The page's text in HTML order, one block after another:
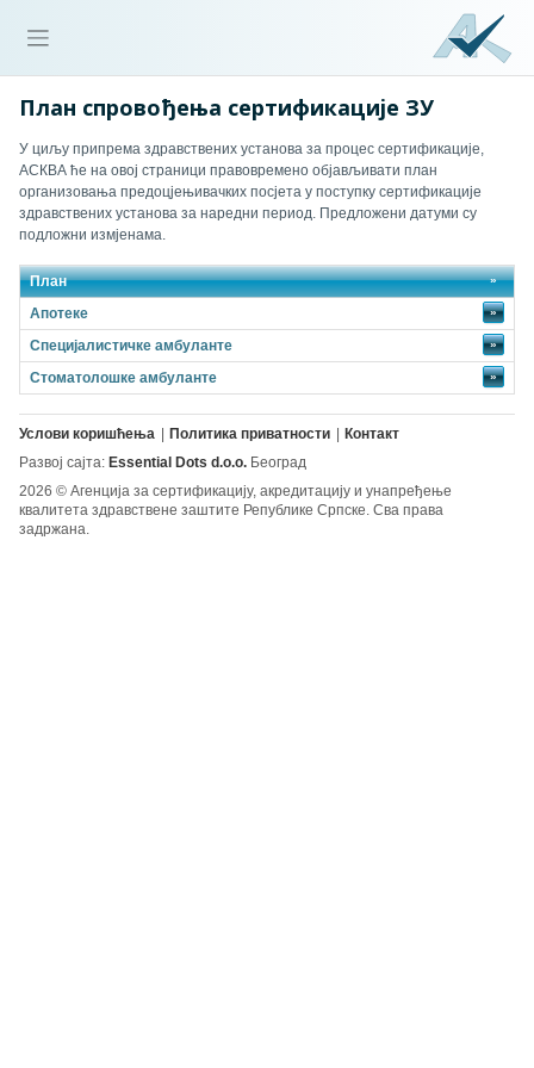
План спровођења сертификације ЗУ
У циљу припрема здравствених установа за процес сертификације,
АСКВА ће на овој страници правовремено објављивати план
организовања предоцјењивачких посјета у поступку сертификације
здравствених установа за наредни период. Предложени датуми су
подложни измјенама.
План
Апотеке
»
Специјалистичке амбуланте »
Стоматолошке амбуланте »
Услови коришћења Политика приватности
Контакт
Развој сајта: Essential Dots d.o.o. Београд
2026 © Агенција за сертификацију, акредитацију и унапређење
квалитета здравствене заштите Републике Српске. Сва права
задржана.